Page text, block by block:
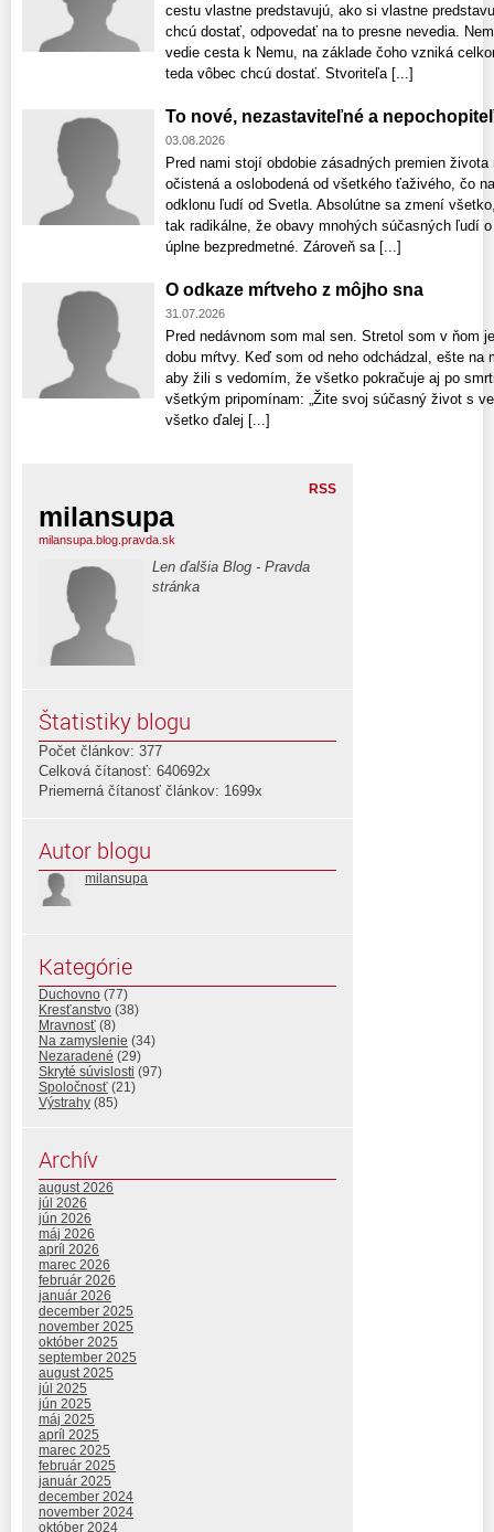
cestu vlastne predstavujú, ako si vlastne
chcú dostať, odpovedať na to presne nevedia.
vedie cesta k Nemu, na základe čoho vzniká
teda vôbec chcú dostať. Stvoriteľa [...]
To nové, nezastaviteľné a
03.08.2026
Pred nami stojí obdobie zásadných premien
očistená a oslobodená od všetkého ťaživého, čo
odklonu ľudí od Svetla. Absolútne sa zmení
tak radikálne, že obavy mnohých súčasných ľudí
úplne bezpredmetné. Zároveň sa [...]
O odkaze mŕtveho z môjho sna
31.07.2026
Pred nedávnom som mal sen. Stretol som v ňom
dobu mŕtvy. Keď som od neho odchádzal, ešte na
aby žili s vedomím, že všetko pokračuje aj po
všetkým pripomínam: „Žite svoj súčasný život s
všetko ďalej [...]
RSS
milansupa
milansupa.blog.pravda.sk
Len ďalšia Blog - Pravda
stránka
Štatistiky blogu
Počet článkov: 377
Celková čítanosť: 640692x
Priemerná čítanosť článkov: 1699x
Autor blogu
milansupa
Kategórie
Duchovno (77)
Kresťanstvo (38)
Mravnosť (8)
Na zamyslenie (34)
Nezaradené (29)
Skryté súvislosti (97)
Spoločnosť (21)
Výstrahy (85)
Archív
august 2026
júl 2026
jún 2026
máj 2026
apríl 2026
marec 2026
február 2026
január 2026
december 2025
november 2025
október 2025
september 2025
august 2025
júl 2025
jún 2025
máj 2025
apríl 2025
marec 2025
február 2025
január 2025
december 2024
november 2024
október 2024